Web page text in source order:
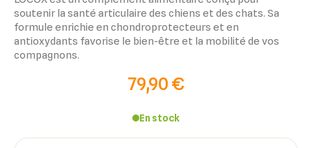
soutenir la santé articulaire des chiens et des chats. Sa
formule enrichie en chondroprotecteurs et en
antioxydants favorise le bien-être et la mobilité de vos
compagnons.
79,90 €
En stock